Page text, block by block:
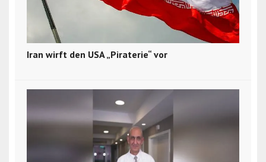
Iran wirft den USA „Piraterie“ vor